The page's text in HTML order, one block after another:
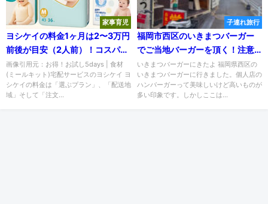
家事育児
ヨシケイの料金1ヶ月は2〜3万円
前後が目安（2人前）！コスパが
高いプランと安く注文する方法
を解説
画像引用元：お得！お試し5days | 食材
(ミールキット)宅配サービスのヨシケイ ヨ
シケイの料金は「選ぶプラン」、「配送地
域」そして「注文...
子連れ旅行
福岡市西区のいきまつバーガー
でご当地バーガーを頂く！注意
点も紹介
いきまつバーガーにきたよ 福岡県西区の
いきまつバーガーに行きました。個人店の
ハンバーガーって美味しいけど高いものが
多い印象です。しかしここは...